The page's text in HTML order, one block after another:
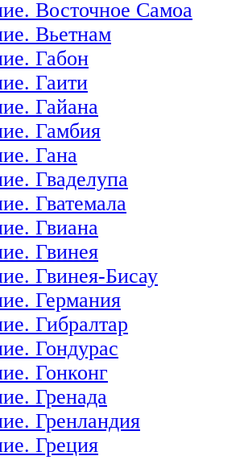
Восточное Самоа
Вьетнам
Габон
Гаити
Гайана
Гамбия
Гана
Гваделупа
Гватемала
Гвиана
Гвинея
Гвинея-Бисау
Германия
Гибралтар
Гондурас
Гонконг
Гренада
Гренландия
Греция